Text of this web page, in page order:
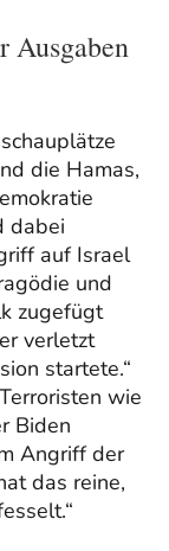
Ausgaben
die Hamas,
dabei
auf Israel
und
zugefügt
verletzt
startete.“
wie
Biden
Angriff der
das reine,